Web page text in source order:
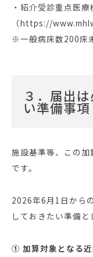
・紹介受診重点医療
（https://
※一般病床数200床
３．届出
い準備事項
施設基準等、この加
です。
2026年6月1日から
しておきたい準備と
① 加算対象となる